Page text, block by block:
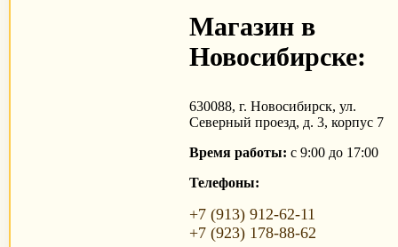
Магазин в
Новосибирске:
630088, г. Новосибирск, ул.
Северный проезд, д. 3, корпус 7
Время работы: с 9:00 до 17:00
Телефоны:
+7 (913) 912-62-11
+7 (923) 178-88-62